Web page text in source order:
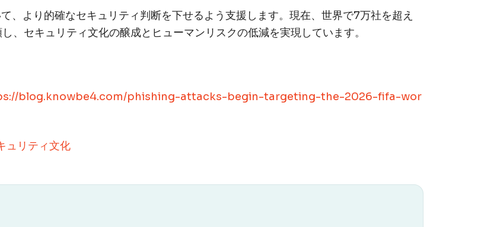
より的確なセキュリティ判断を下せるよう支援します。現在、世界で7万社を超え
セキュリティ文化の醸成とヒューマンリスクの低減を実現しています。
blog.knowbe4.com/phishing-attacks-begin-targeting-the-2026-fifa-wor
ュリティ文化